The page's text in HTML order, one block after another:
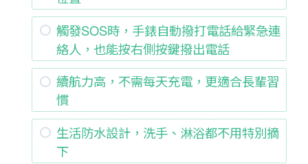
觸發SOS時，手錶自動撥打電話給緊急連
絡人，也能按右側按鍵撥出電話
續航力高，不需每天充電，更適合長輩習
慣
生活防水設計，洗手、淋浴都不用特別摘
下